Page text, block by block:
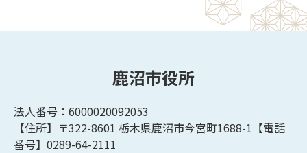
鹿沼市役所
法人番号：6000020092053
【住所】〒322-8601 栃木県鹿沼市今宮町1688-1【電話
番号】0289-64-2111